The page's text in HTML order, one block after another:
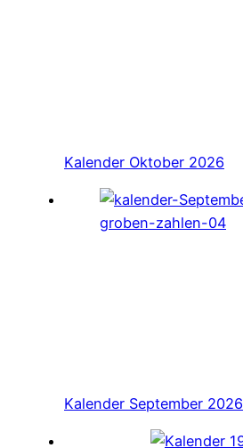
Kalender Oktober 2026
Kalender September 2026